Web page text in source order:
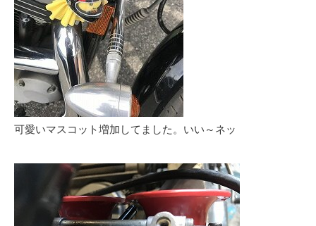
可愛いマスコット増加してました。いい～ネッ